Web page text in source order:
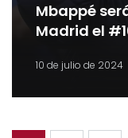
Mbappé
Madrid el
10 de julio de 2024